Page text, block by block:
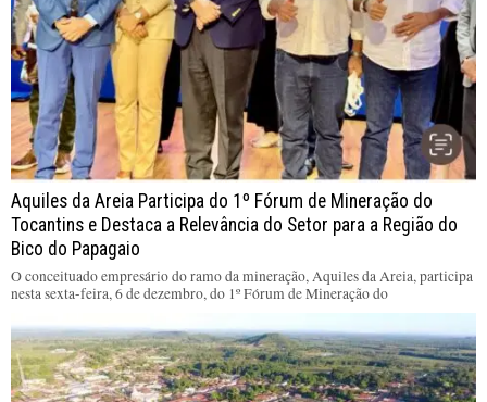
Aquiles da Areia Participa do 1º Fórum de Mineração do
Tocantins e Destaca a Relevância do Setor para a Região do
Bico do Papagaio
O conceituado empresário do ramo da mineração, Aquiles da Areia, participa
nesta sexta-feira, 6 de dezembro, do 1º Fórum de Mineração do